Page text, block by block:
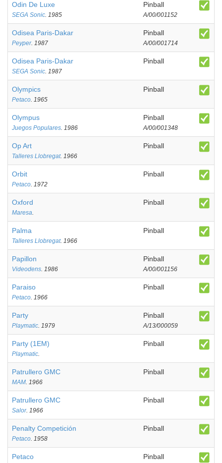
Odin De Luxe
SEGA Sonic. 1985
Pinball
A/00/001152
Odisea Paris-Dakar
Peyper. 1987
Pinball
A/00/001714
Odisea Paris-Dakar
SEGA Sonic. 1987
Pinball
Olympics
Petaco. 1965
Pinball
Olympus
Juegos Populares. 1986
Pinball
A/00/001348
Op Art
Talleres Llobregat. 1966
Pinball
Orbit
Petaco. 1972
Pinball
Oxford
Maresa.
Pinball
Palma
Talleres Llobregat. 1966
Pinball
Papillon
Videodens. 1986
Pinball
A/00/001156
Paraiso
Petaco. 1966
Pinball
Party
Playmatic. 1979
Pinball
A/13/000059
Party (1EM)
Playmatic.
Pinball
Patrullero GMC
MAM. 1966
Pinball
Patrullero GMC
Salor. 1966
Pinball
Penalty Competición
Petaco. 1958
Pinball
Petaco Pinball